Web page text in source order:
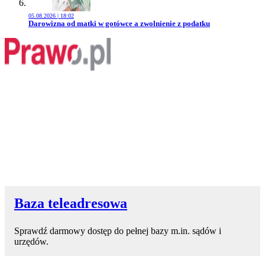
05.08.2026 | 18:02
Przejdź do artykułu:
Darowizna od matki w gotówce a zwolnienie z podatku
Baza teleadresowa
Sprawdź darmowy dostęp do pełnej bazy m.in. sądów i
urzędów.